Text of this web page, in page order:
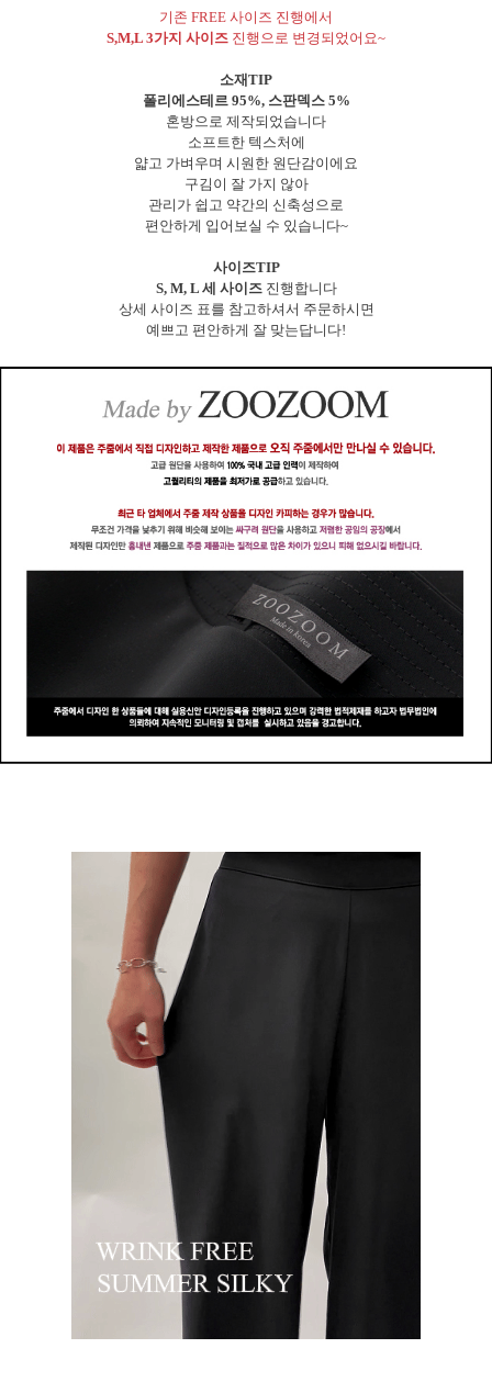
기존 FREE 사이즈 진행에서
S,M,L 3가지 사이즈 진행으로 변경되었어요~
소재TIP
폴리에스테르 95%, 스판덱스 5%
혼방으로 제작되었습니다
소프트한 텍스처에
얇고 가벼우며 시원한 원단감이에요
구김이 잘 가지 않아
관리가 쉽고 약간의 신축성으로
편안하게 입어보실 수 있습니다~
사이즈TIP
S, M, L 세 사이즈진행합니다
상세 사이즈 표를 참고하셔서 주문하시면
예쁘고 편안하게 잘 맞는답니다!